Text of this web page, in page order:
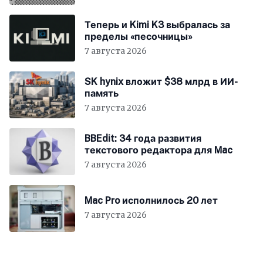
Теперь и Kimi K3 выбралась за
пределы «песочницы»
7 августа 2026
SK hynix вложит $38 млрд в ИИ-
память
7 августа 2026
BBEdit: 34 года развития
текстового редактора для Mac
7 августа 2026
Mac Pro исполнилось 20 лет
7 августа 2026